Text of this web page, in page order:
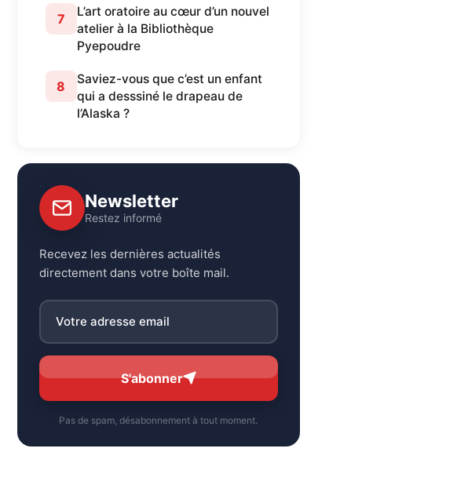
7
L’art oratoire au cœur d’un nouvel
atelier à la Bibliothèque
Pyepoudre
8
Saviez-vous que c’est un enfant
qui a desssiné le drapeau de
l’Alaska ?
Newsletter
Restez informé
Recevez les dernières actualités
directement dans votre boîte mail.
S'abonner
Pas de spam, désabonnement à tout moment.